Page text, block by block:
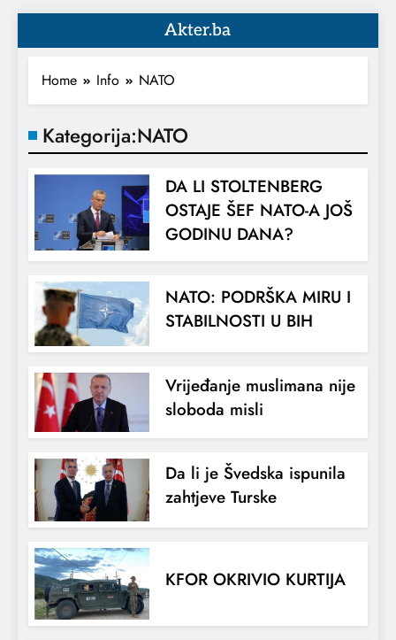
Akter.ba
Home Info NATO
Kategorija:NATO
DA LI STOLTENBERG
OSTAJE ŠEF NATO-A JOŠ
GODINU DANA?
NATO: PODRŠKA MIRU I
STABILNOSTI U BIH
Vrijeđanje muslimana nije
sloboda misli
Da li je Švedska ispunila
zahtjeve Turske
KFOR OKRIVIO KURTIJA